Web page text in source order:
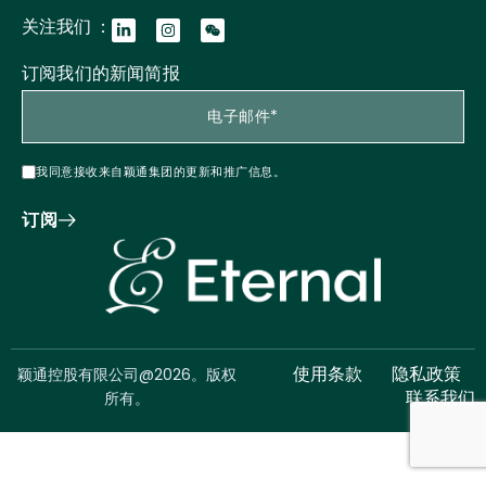
关注我们 ：
订阅我们的新闻简报
我同意接收来自颖通集团的更新和推广信息。
订阅
颖通控股有限公司@2026。版权
所有。
使用条款
隐私政策
联系我们